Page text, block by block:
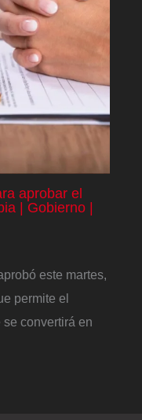
aprobar el
| Gobierno |
este martes,
permite el
convertirá en